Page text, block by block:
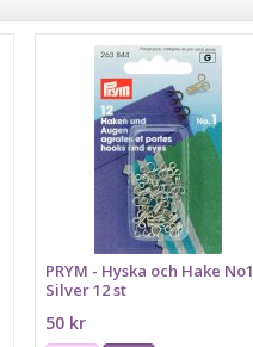
PRYM - Hyska och Hake No1
Silver 12 st
50 kr